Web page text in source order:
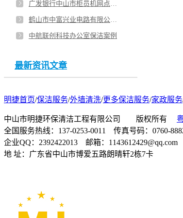
广发银行中山市柜员机网点案例
鹤山市中富兴业电路有限公司保洁服务案例
中航联创科技办公室保洁案例
最新资讯文章
明捷首页/保洁服务/外墙清洗/更多保洁服务/家政服务
中山市明捷环保清洁工程有限公司 版权所有
全国服务热线：137-0253-0011 传真号码：0760-
企业QQ：2392422013 邮箱：
地 址：广东省中山市博爱五路朗晴轩2栋7卡